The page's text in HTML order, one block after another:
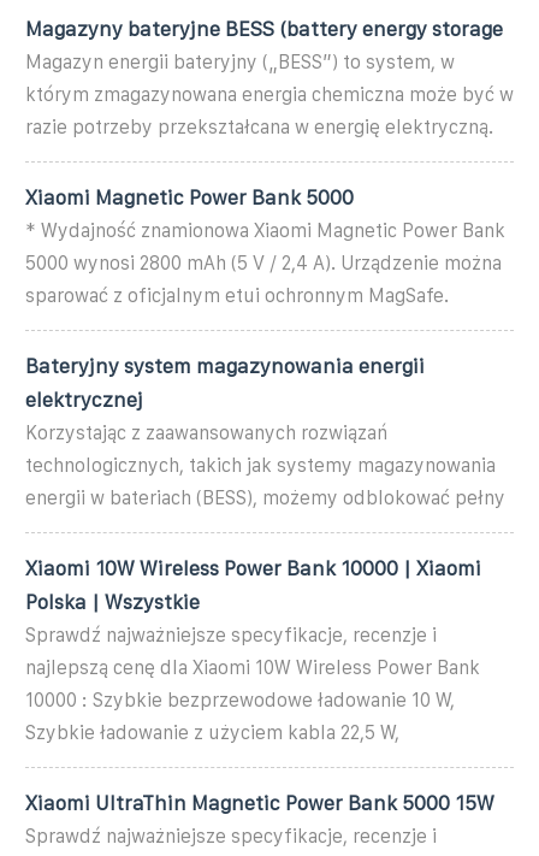
Magazyny bateryjne BESS (battery energy storage
Magazyn energii bateryjny („BESS”) to system, w
którym zmagazynowana energia chemiczna może być w
razie potrzeby przekształcana w energię elektryczną.
Xiaomi Magnetic Power Bank 5000
* Wydajność znamionowa Xiaomi Magnetic Power Bank
5000 wynosi 2800 mAh (5 V / 2,4 A). Urządzenie można
sparować z oficjalnym etui ochronnym MagSafe.
Bateryjny system magazynowania energii
elektrycznej
Korzystając z zaawansowanych rozwiązań
technologicznych, takich jak systemy magazynowania
energii w bateriach (BESS), możemy odblokować pełny
Xiaomi 10W Wireless Power Bank 10000 | Xiaomi
Polska | Wszystkie
Sprawdź najważniejsze specyfikacje, recenzje i
najlepszą cenę dla Xiaomi 10W Wireless Power Bank
10000 : Szybkie bezprzewodowe ładowanie 10 W,
Szybkie ładowanie z użyciem kabla 22,5 W,
Xiaomi UltraThin Magnetic Power Bank 5000 15W
Sprawdź najważniejsze specyfikacje, recenzje i